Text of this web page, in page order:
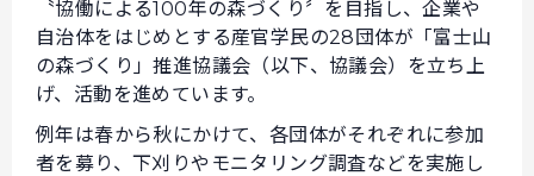
〝協働による100年の森づくり〞を目指し、企業や
自治体をはじめとする産官学民の28団体が「富士山
の森づくり」推進協議会（以下、協議会）を立ち上
げ、活動を進めています。
例年は春から秋にかけて、各団体がそれぞれに参加
者を募り、下刈りやモニタリング調査などを実施し